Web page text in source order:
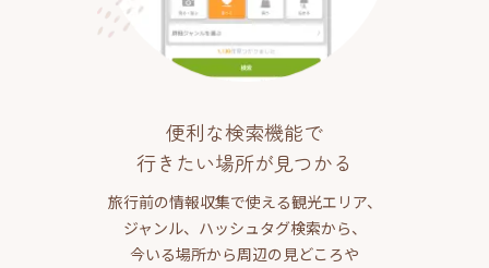
便利な検索機能で
行きたい場所が見つかる
旅行前の情報収集で使える観光エリア、
ジャンル、ハッシュタグ検索から、
今いる場所から周辺の見どころや